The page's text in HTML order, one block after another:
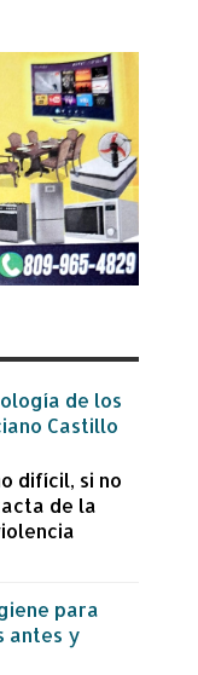
de los
Castillo
difícil, si no
de la
para
antes y